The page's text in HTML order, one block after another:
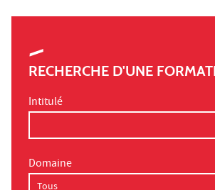
RECHERCHE D'UNE
Intitulé
Domaine